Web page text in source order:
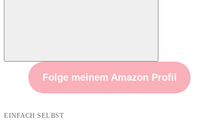
Folge meinem Amazon Profil
EINFACH SELBST